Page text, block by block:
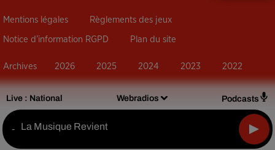
Live : National Webradios Podcasts
- La Musique Revient
Mentions légales Règlements des jeux
Notice d’information RGPD Plan du site
Archives 2026 2025 2024 2023 2022